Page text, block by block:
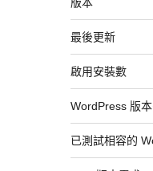
繼
資
料
最後更新
啟用安裝數
WordPress 版
已測試相容的